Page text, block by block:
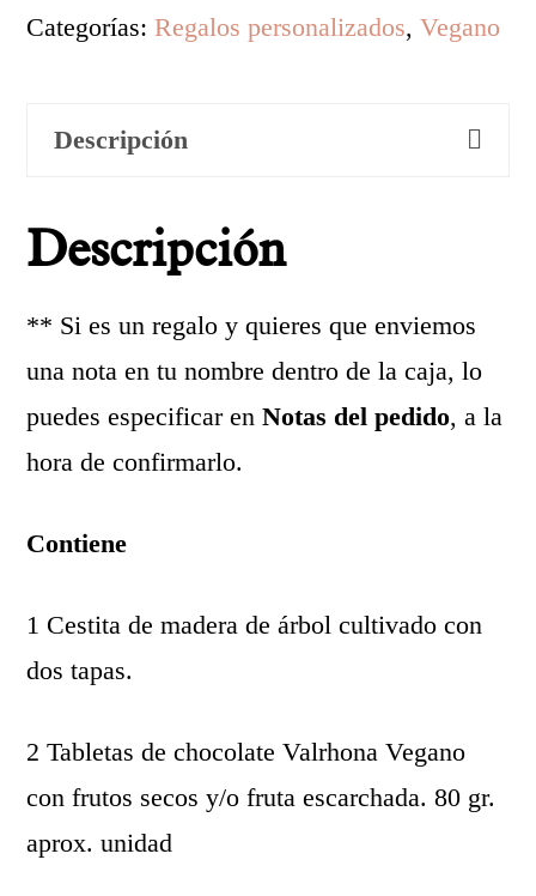
Nonna
cantidad
Categorías:Regalos personalizados,Vegano
Descripción
Descripción
** Si es un regalo y quieres que enviemos
una nota en tu nombre dentro de la caja, lo
puedes especificar enNotas del pedido, a la
hora de confirmarlo.
Contiene
1 Cestita de madera de árbol cultivado con
dos tapas.
2 Tabletas de chocolate Valrhona Vegano
con frutos secos y/o fruta escarchada. 80 gr.
aprox. unidad